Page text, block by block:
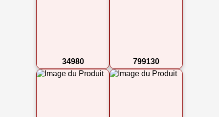
34980 799130